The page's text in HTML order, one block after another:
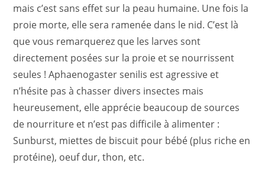
mais c’est sans effet sur la peau humaine. Une fois la
proie morte, elle sera ramenée dans le nid. C’est là
que vous remarquerez que les larves sont
directement posées sur la proie et se nourrissent
seules ! Aphaenogaster senilis est agressive et
n’hésite pas à chasser divers insectes mais
heureusement, elle apprécie beaucoup de sources
de nourriture et n’est pas difficile à alimenter :
Sunburst, miettes de biscuit pour bébé (plus riche en
protéine), oeuf dur, thon, etc.